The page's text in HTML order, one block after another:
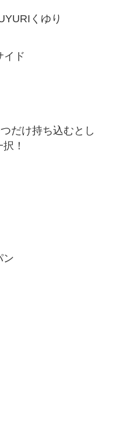
くゆり
イド
だけ持ち込むとし
！
ン